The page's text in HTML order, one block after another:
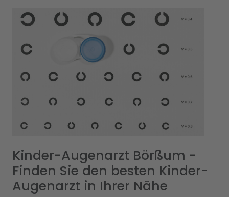
Kinder-Augenarzt Börßum -
Finden Sie den besten Kinder-
Augenarzt in Ihrer Nähe